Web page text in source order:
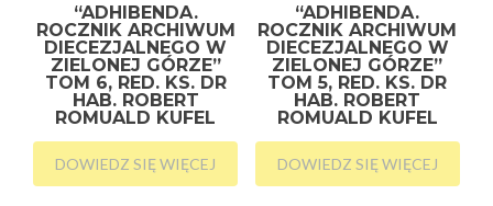
“ADHIBENDA.
ROCZNIK ARCHIWUM
DIECEZJALNEGO W
ZIELONEJ GÓRZE”
TOM 6, RED. KS. DR
HAB. ROBERT
ROMUALD KUFEL
DOWIEDZ SIĘ WIĘCEJ
“ADHIBENDA.
ROCZNIK ARCHIWUM
DIECEZJALNEGO W
ZIELONEJ GÓRZE”
TOM 5, RED. KS. DR
HAB. ROBERT
ROMUALD KUFEL
DOWIEDZ SIĘ WIĘCEJ